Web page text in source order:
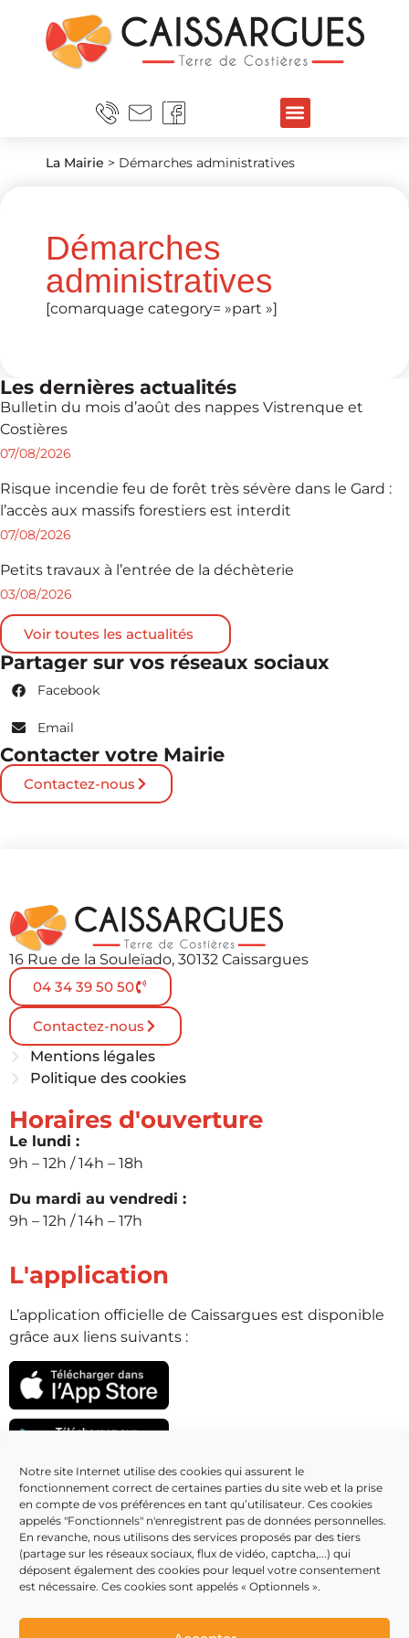
Notre site Internet utilise des cookies qui assurent le
fonctionnement correct de certaines parties du site web et la prise
en compte de vos préférences en tant qu’utilisateur. Ces cookies
appelés "Fonctionnels" n'enregistrent pas de données personnelles.
En revanche, nous utilisons des services proposés par des tiers
(partage sur les réseaux sociaux, flux de vidéo, captcha,...) qui
déposent également des cookies pour lequel votre consentement
est nécessaire. Ces cookies sont appelés « Optionnels ».
La Mairie > Démarches administratives
Démarches
administratives
[comarquage category= »part »]
Les dernières actualités
Bulletin du mois d’août des nappes Vistrenque et
Costières
07/08/2026
Risque incendie feu de forêt très sévère dans le Gard :
l’accès aux massifs forestiers est interdit
07/08/2026
Petits travaux à l’entrée de la déchèterie
03/08/2026
Voir toutes les actualités
Partager sur vos réseaux sociaux
Facebook
Email
Contacter votre Mairie
Contactez-nous
16 Rue de la Souleïado, 30132 Caissargues
04 34 39 50 50
Contactez-nous
Mentions légales
Politique des cookies
Horaires d'ouverture
Le lundi :
9h – 12h / 14h – 18h
Du mardi au vendredi :
9h – 12h / 14h – 17h
L'application
L’application officielle de Caissargues est disponible
grâce aux liens suivants :
Partenaires